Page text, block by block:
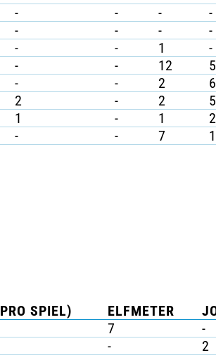
-
- -
-
-
- -
-
-
- 1
-
-
- 12
5
-
- 2
6
2
- 2
5
1
- 1
2
-
- 7 1
SPIEL) ELFMETER
7
-
-
2